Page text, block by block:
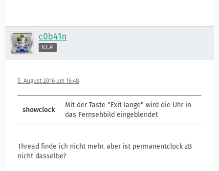
c0b41n
V.I.P.
5. August 2016 um 16:48
showclock
Mit der Taste "Exit lange" wird die Uhr in
das Fernsehbild eingeblendet
Thread finde ich nicht mehr. aber ist permanentclock zB
nicht dasselbe?